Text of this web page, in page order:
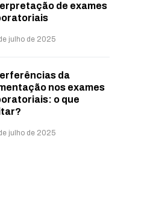
de exames
julho de 2025
da
nos exames
o que
julho de 2025